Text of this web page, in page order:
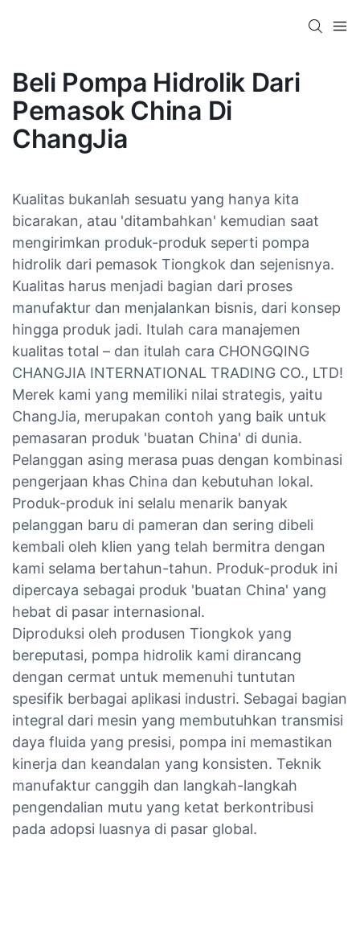
Beli Pompa Hidrolik Dari
Pemasok China Di
ChangJia
Kualitas bukanlah sesuatu yang hanya kita
bicarakan, atau 'ditambahkan' kemudian saat
mengirimkan produk-produk seperti pompa
hidrolik dari pemasok Tiongkok dan sejenisnya.
Kualitas harus menjadi bagian dari proses
manufaktur dan menjalankan bisnis, dari konsep
hingga produk jadi. Itulah cara manajemen
kualitas total – dan itulah cara CHONGQING
CHANGJIA INTERNATIONAL TRADING CO., LTD!
Merek kami yang memiliki nilai strategis, yaitu
ChangJia, merupakan contoh yang baik untuk
pemasaran produk 'buatan China' di dunia.
Pelanggan asing merasa puas dengan kombinasi
pengerjaan khas China dan kebutuhan lokal.
Produk-produk ini selalu menarik banyak
pelanggan baru di pameran dan sering dibeli
kembali oleh klien yang telah bermitra dengan
kami selama bertahun-tahun. Produk-produk ini
dipercaya sebagai produk 'buatan China' yang
hebat di pasar internasional.
Diproduksi oleh produsen Tiongkok yang
bereputasi, pompa hidrolik kami dirancang
dengan cermat untuk memenuhi tuntutan
spesifik berbagai aplikasi industri. Sebagai bagian
integral dari mesin yang membutuhkan transmisi
daya fluida yang presisi, pompa ini memastikan
kinerja dan keandalan yang konsisten. Teknik
manufaktur canggih dan langkah-langkah
pengendalian mutu yang ketat berkontribusi
pada adopsi luasnya di pasar global.